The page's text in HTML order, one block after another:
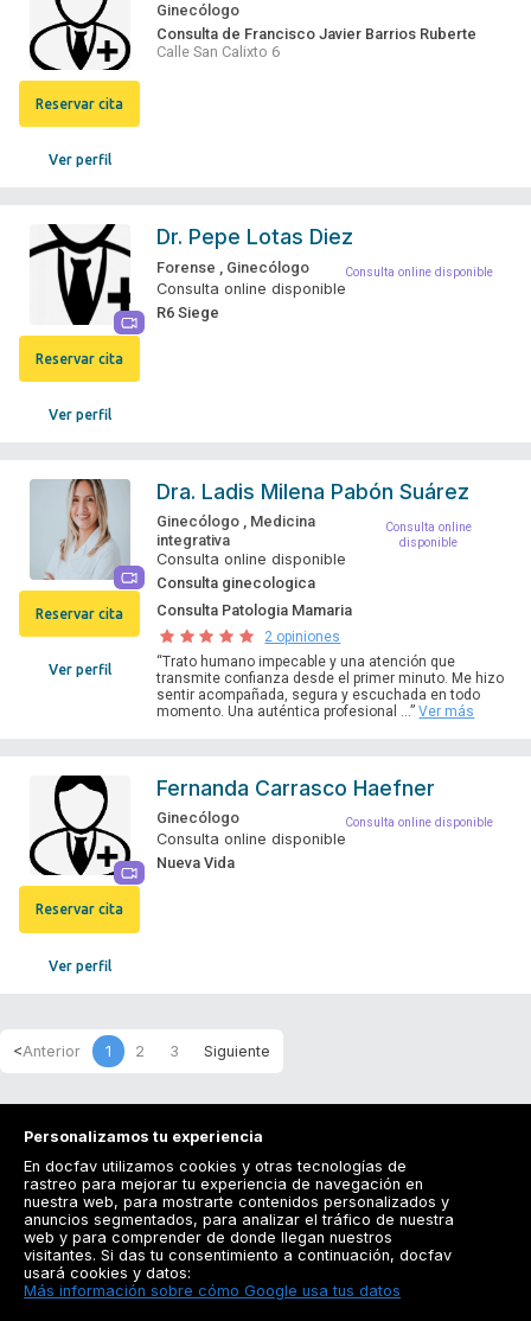
Ver perfil
Reservar cita
Ginecólogo
Consulta de Francisco Javier Barrios Ruberte
Calle San Calixto 6
Ver perfil
Reservar cita
Dr. Pepe Lotas Diez
Forense , Ginecólogo Consulta online disponible
Consulta online disponible
R6 Siege
Ver perfil
Reservar cita
Dra. Ladis Milena Pabón Suárez
Ginecólogo
Medicina
integrativa
Consulta online
disponible
Consulta online disponible
Consulta ginecologica
Consulta Patologia Mamaria
2 opiniones
“Trato humano impecable y una atención que
transmite confianza desde el primer minuto. Me hizo
sentir acompañada, segura y escuchada en todo
momento. Una auténtica profesional ...”Ver más
Ver perfil
Reservar cita
Fernanda Carrasco Haefner
Ginecólogo Consulta online disponible
Consulta online disponible
Nueva Vida
1 2 3
Registrarse
Docfav
Personalizamos tu experiencia
En docfav utilizamos cookies y otras tecnologías de
rastreo para mejorar tu experiencia de navegación en
nuestra web, para mostrarte contenidos personalizados y
anuncios segmentados, para analizar el tráfico de nuestra
web y para comprender de donde llegan nuestros
visitantes. Si das tu consentimiento a continuación, docfav
usará cookies y datos:
Más información sobre cómo Google usa tus datos